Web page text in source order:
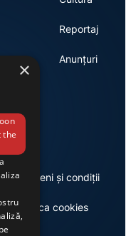
Reportaj
Anunțuri
Termeni și condiții
Politica cookies
×
the